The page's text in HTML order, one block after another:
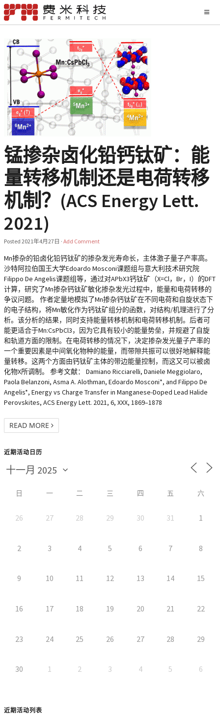
锰掺杂卤化铅钙钛矿：能
量转移机制还是电荷转移
机制？(ACS Energy Lett.
2021)
Posted 2021年4月27日 · Add Comment
Mn掺杂的铅卤化铅钙钛矿的掺杂发光寿命长，主体激子量子产率高。
沙特阿拉伯国王大学Edoardo Mosconi课题组与意大利技术研究院
Filippo De Angelis课题组等，通过对APbX3钙钛矿（X=Cl，Br，I）的DFT
计算，研究了Mn掺杂钙钛矿敏化掺杂发光过程中，能量和电荷转移的
争议问题。 作者定量地模拟了Mn掺杂钙钛矿在不同电荷和自旋状态下
的电子结构，将Mn敏化作为钙钛矿组分的函数，对结构/机理进行了分
析。该分析的结果，同时支持能量转移机制和电荷转移机制。后者可
能更适合于Mn:CsPbCl3，因为它具有较小的能量势垒，并规避了自旋
和轨道方面的限制。在电荷转移的情况下，决定掺杂发光量子产率的
一个重要因素是中间氧化物种的能量，而带隙共振可以很好地解释能
量转移。这两个方面由钙钛矿主体的带边能量控制，而这又可以被卤
化物X所调制。 参考文献： Damiano Ricciarelli, Daniele Meggiolaro,
Paola Belanzoni, Asma A. Alothman, Edoardo Mosconi*, and Filippo De
Angelis*, Energy vs Charge Transfer in Manganese-Doped Lead Halide
Perovskites, ACS Energy Lett. 2021, 6, XXX, 1869–1878
READ MORE
近期活动日历
日 一 二 三 四 五 六
26 27 28 29 30 31 1
2 3 4 5 6 7 8
9 10 11 12 13 14 15
16 17 18 19 20 21 22
23 24 25 26 27 28 29
30 1 2 3 4 5 6
近期活动列表